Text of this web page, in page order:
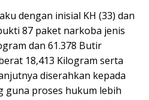
dengan inisial KH (33) dan
87 paket narkoba jenis
dan 61.378 Butir
18,413 Kilogram serta
diserahkan kepada
guna proses hukum lebih